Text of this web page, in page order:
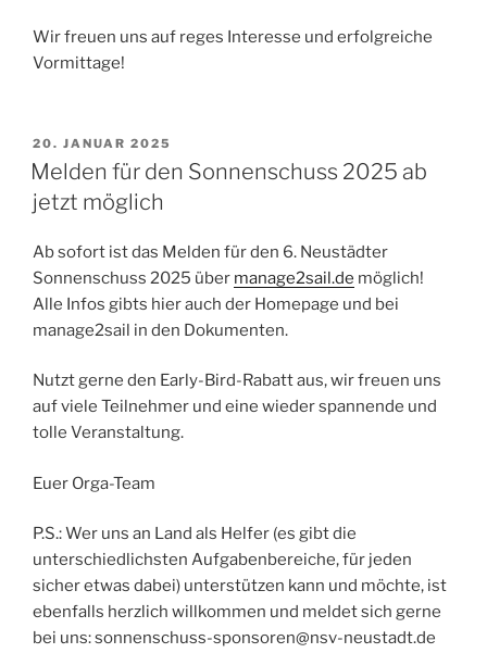
Wir freuen uns auf reges Interesse und erfolgreiche
Vormittage!
VERÖFFENTLICHT
AM
20. JANUAR 2025
Melden für den Sonnenschuss 2025 ab
jetzt möglich
Ab sofort ist das Melden für den 6. Neustädter
Sonnenschuss 2025 über manage2sail.de möglich!
Alle Infos gibts hier auch der Homepage und bei
manage2sail in den Dokumenten.
Nutzt gerne den Early-Bird-Rabatt aus, wir freuen uns
auf viele Teilnehmer und eine wieder spannende und
tolle Veranstaltung.
Euer Orga-Team
P.S.: Wer uns an Land als Helfer (es gibt die
unterschiedlichsten Aufgabenbereiche, für jeden
sicher etwas dabei) unterstützen kann und möchte, ist
ebenfalls herzlich willkommen und meldet sich gerne
bei uns: sonnenschuss-sponsoren@nsv-neustadt.de